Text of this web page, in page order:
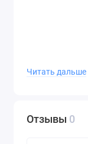
Читать дальше
Отзывы 0